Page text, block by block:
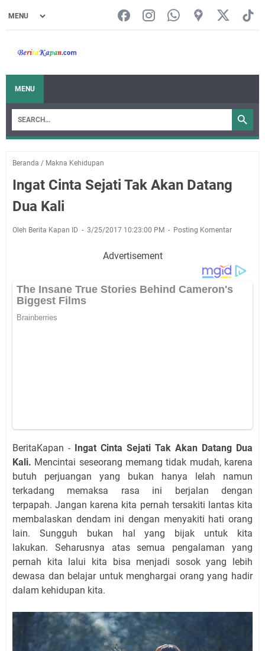
MENU
Beranda / Makna Kehidupan
Ingat Cinta Sejati Tak Akan Datang
Dua Kali
Oleh Berita Kapan ID 3/25/2017 10:23:00 PM Posting Komentar
Advertisement
BeritaKapan - Ingat Cinta Sejati Tak Akan Datang Dua
Kali. Mencintai seseorang memang tidak mudah, karena
butuh perjuangan yang bukan hanya lelah namun
terkadang memaksa rasa ini berjalan dengan
terpapah. Jangan karena kita pernah tersakiti lantas kita
membalaskan dendam ini dengan menyakiti hati orang
lain. Sungguh bukan hal yang bijak untuk kita
lakukan. Seharusnya atas semua pengalaman yang
pernah kita lalui kita bisa menjadi sosok yang lebih
dewasa dan belajar untuk menghargai orang yang hadir
dalam kehidupan kita.